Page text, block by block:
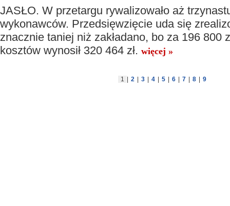
JASŁO. W przetargu rywalizowało aż
wykonawców. Przedsięwzięcie uda się
znacznie taniej niż zakładano, bo za 196 800
kosztów wynosił 320 464 zł. więcej »
1 2 3 4 5 6 7 8 9